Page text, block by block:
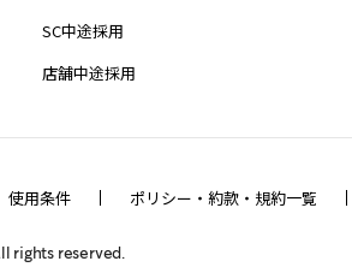
SC中途採用
店舗中途採用
使用条件 ポリシー・約款・規約一覧
rights reserved.